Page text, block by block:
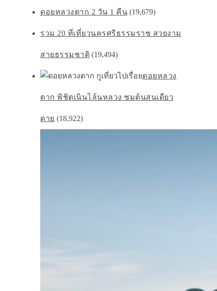
ดอยหลวงตาก 2 วัน 1 คืน (19,679)
รวม 20 ที่เที่ยวนครศรีธรรมราช สวยงาม
สายธรรมชาติ (19,494)
ดอยหลวง
ตาก พิชิตเนินโล้นหลวง ชมต้นสนเดียว
ดาย (18,922)